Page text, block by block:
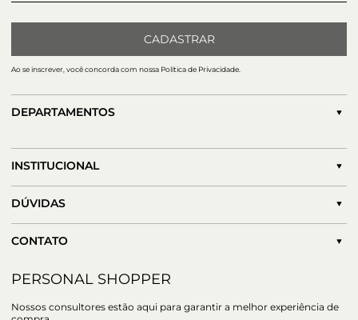
CADASTRAR
Ao se inscrever, você concorda com nossa Política de Privacidade.
DEPARTAMENTOS
INSTITUCIONAL
DÚVIDAS
CONTATO
PERSONAL SHOPPER
Nossos consultores estão aqui para garantir a melhor experiência de